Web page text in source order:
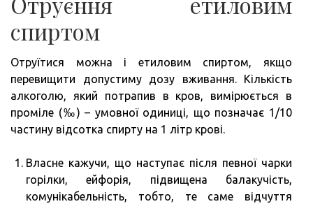
спиртом
Отруїтися можна і етиловим спиртом, якщо
перевищити допустиму дозу вживання. Кількість
алкоголю, який потрапив в кров, вимірюється в
проміле (‰) – умовної одиниці, що позначає 1/10
частину відсотка спирту на 1 літр крові.
Власне кажучи, що наступає після певної чарки
горілки, ейфорія, підвищена балакучість,
комунікабельність, тобто, те саме відчуття